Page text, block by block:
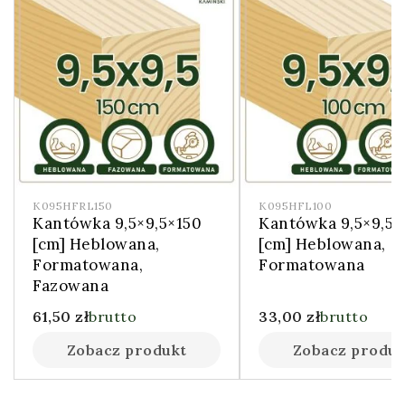
K095HFRL150
Kantówka 9,5×9,5×150
[cm] Heblowana,
Formatowana,
Fazowana
61,50 złbrutto
Zobacz produkt
K095HFL100
Kantówka
[cm] Heblowana,
Formatowana
33,00 złbrutto
Zobacz